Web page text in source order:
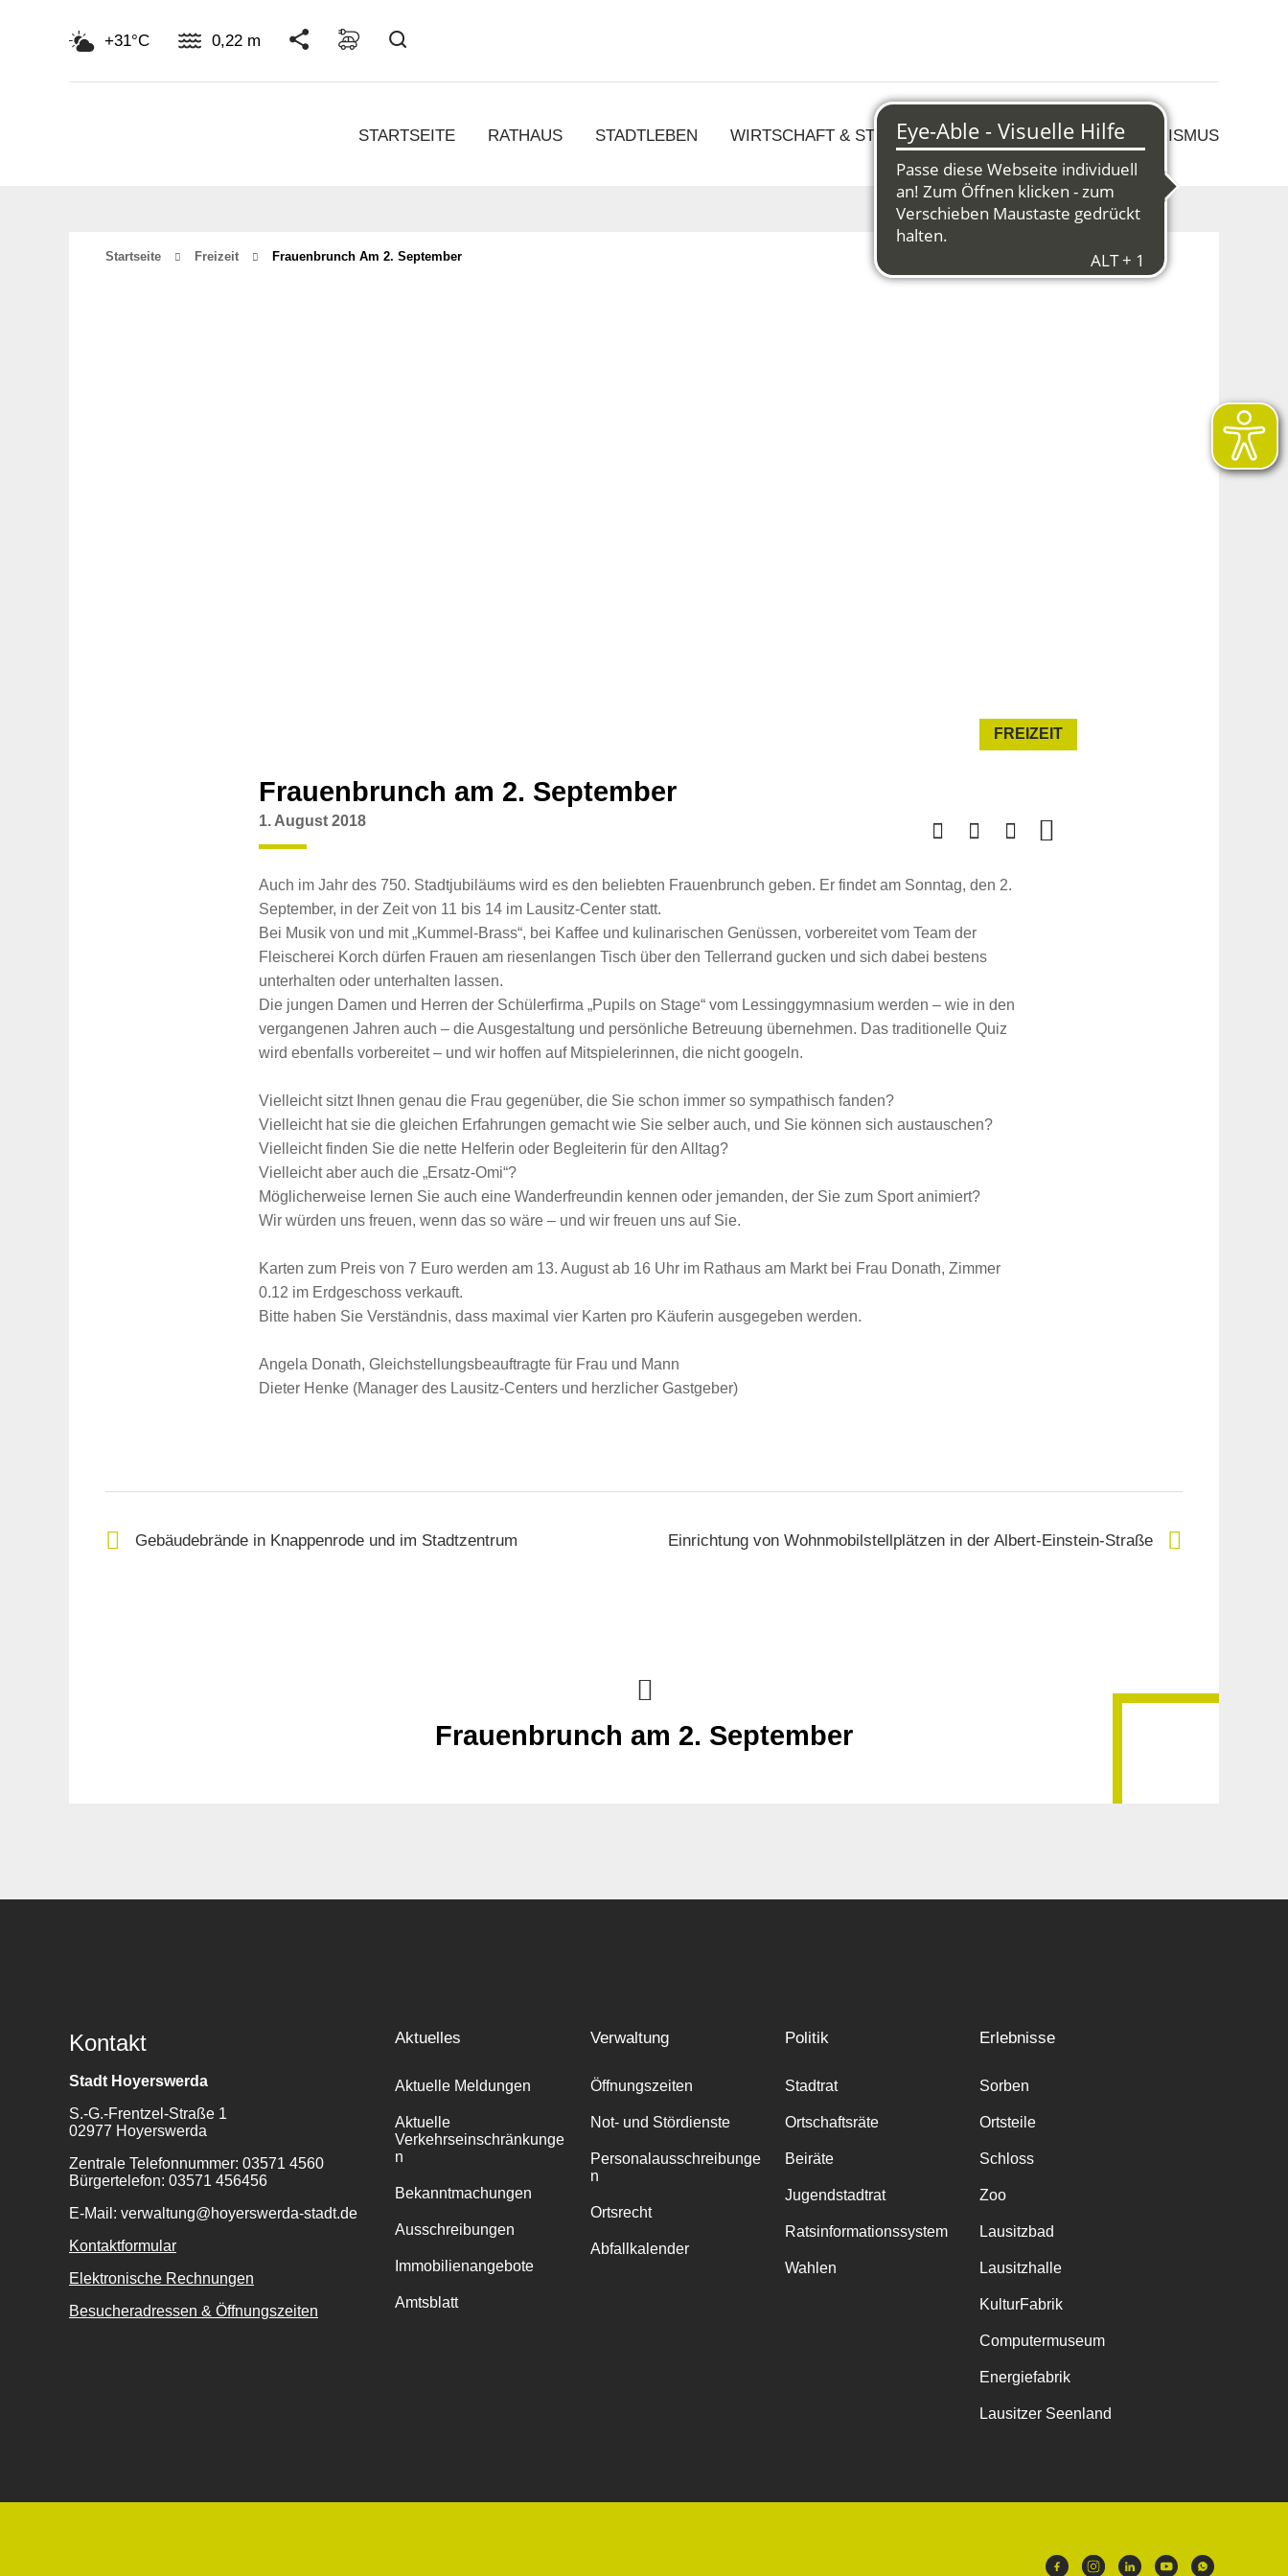
+31°C 0,22 m
STARTSEITE RATHAUS STADTLEBEN WIRTSCHAFT & STRUKTURWANDEL KULTUR & TOURISMUS
Suche
Startseite Freizeit Frauenbrunch Am 2. September
FREIZEIT
Frauenbrunch am 2. September
1. August 2018
Auch im Jahr des 750. Stadtjubiläums wird es den beliebten Frauenbrunch geben. Er findet am Sonntag, den 2.
September, in der Zeit von 11 bis 14 im Lausitz-Center statt.
Bei Musik von und mit „Kummel-Brass“, bei Kaffee und kulinarischen Genüssen, vorbereitet vom Team der
Fleischerei Korch dürfen Frauen am riesenlangen Tisch über den Tellerrand gucken und sich dabei bestens
unterhalten oder unterhalten lassen.
Die jungen Damen und Herren der Schülerfirma „Pupils on Stage“ vom Lessinggymnasium werden – wie in den
vergangenen Jahren auch – die Ausgestaltung und persönliche Betreuung übernehmen. Das traditionelle Quiz
wird ebenfalls vorbereitet – und wir hoffen auf Mitspielerinnen, die nicht googeln.
Vielleicht sitzt Ihnen genau die Frau gegenüber, die Sie schon immer so sympathisch fanden?
Vielleicht hat sie die gleichen Erfahrungen gemacht wie Sie selber auch, und Sie können sich austauschen?
Vielleicht finden Sie die nette Helferin oder Begleiterin für den Alltag?
Vielleicht aber auch die „Ersatz-Omi“?
Möglicherweise lernen Sie auch eine Wanderfreundin kennen oder jemanden, der Sie zum Sport animiert?
Wir würden uns freuen, wenn das so wäre – und wir freuen uns auf Sie.
Karten zum Preis von 7 Euro werden am 13. August ab 16 Uhr im Rathaus am Markt bei Frau Donath, Zimmer
0.12 im Erdgeschoss verkauft.
Bitte haben Sie Verständnis, dass maximal vier Karten pro Käuferin ausgegeben werden.
Angela Donath, Gleichstellungsbeauftragte für Frau und Mann
Dieter Henke (Manager des Lausitz-Centers und herzlicher Gastgeber)
Gebäudebrände in Knappenrode und im Stadtzentrum Einrichtung von Wohnmobilstellplätzen in der Albert-Einstein-Straße
Frauenbrunch am 2. September
Kontakt
Stadt Hoyerswerda
S.-G.-Frentzel-Straße 1
02977 Hoyerswerda
Zentrale Telefonnummer: 03571 4560
Bürgertelefon: 03571 456456
E-Mail: verwaltung@hoyerswerda-stadt.de
Kontaktformular
Elektronische Rechnungen
Besucheradressen & Öffnungszeiten
Aktuelles
Aktuelle Meldungen
Aktuelle
Verkehrseinschränkunge
n
Bekanntmachungen
Ausschreibungen
Immobilienangebote
Amtsblatt
Verwaltung
Öffnungszeiten
Not- und Stördienste
Personalausschreibunge
n
Ortsrecht
Abfallkalender
Politik
Stadtrat
Ortschaftsräte
Beiräte
Jugendstadtrat
Ratsinformationssystem
Wahlen
Erlebnisse
Sorben
Ortsteile
Schloss
Zoo
Lausitzbad
Lausitzhalle
KulturFabrik
Computermuseum
Energiefabrik
Lausitzer Seenland